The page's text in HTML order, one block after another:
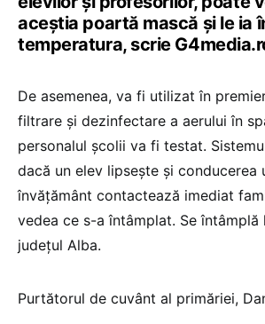
aceștia poartă mască și le ia
temperatura, scrie
De asemenea, va fi utilizat în
filtrare și dezinfectare a aerului în
personalul școlii va fi testat.
dacă un elev lipsește și conducerea
învățământ contactează imediat
vedea ce s-a întâmplat. Se întâmplă
județul Alba.
Purtătorul de cuvânt al primăriei,